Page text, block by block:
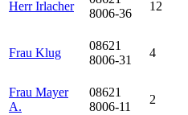
Herr Irlacher
8006-36
12
Frau Klug
08621
8006-31
4
Frau Mayer
A.
08621
8006-11
2